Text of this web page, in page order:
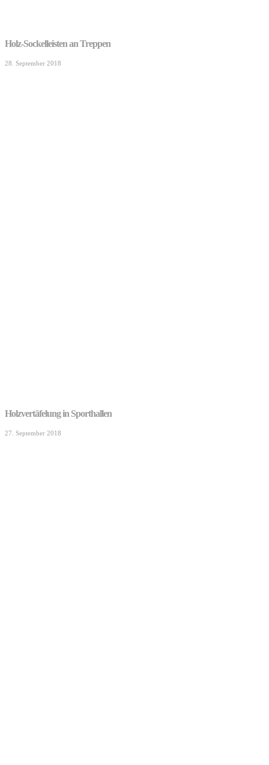
Holz-Sockelleisten an Treppen
28. September 2018
Holzvertäfelung in Sporthallen
27. September 2018